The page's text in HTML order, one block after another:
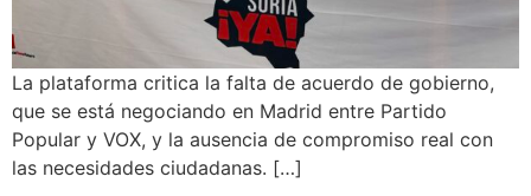
La plataforma critica la falta de acuerdo de gobierno,
que se está negociando en Madrid entre Partido
Popular y VOX, y la ausencia de compromiso real con
las necesidades ciudadanas. […]